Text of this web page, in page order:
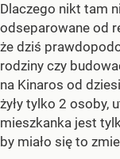
Dlaczego nikt tam
odseparowane od
że dziś
rodziny czy
na Kinaros od
żyły tylko 2 osoby,
mieszkanka jest
by miało się to